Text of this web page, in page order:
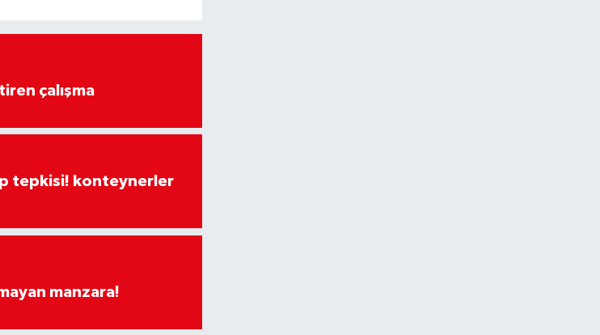
çalışma
tepkisi! konteynerler
manzara!